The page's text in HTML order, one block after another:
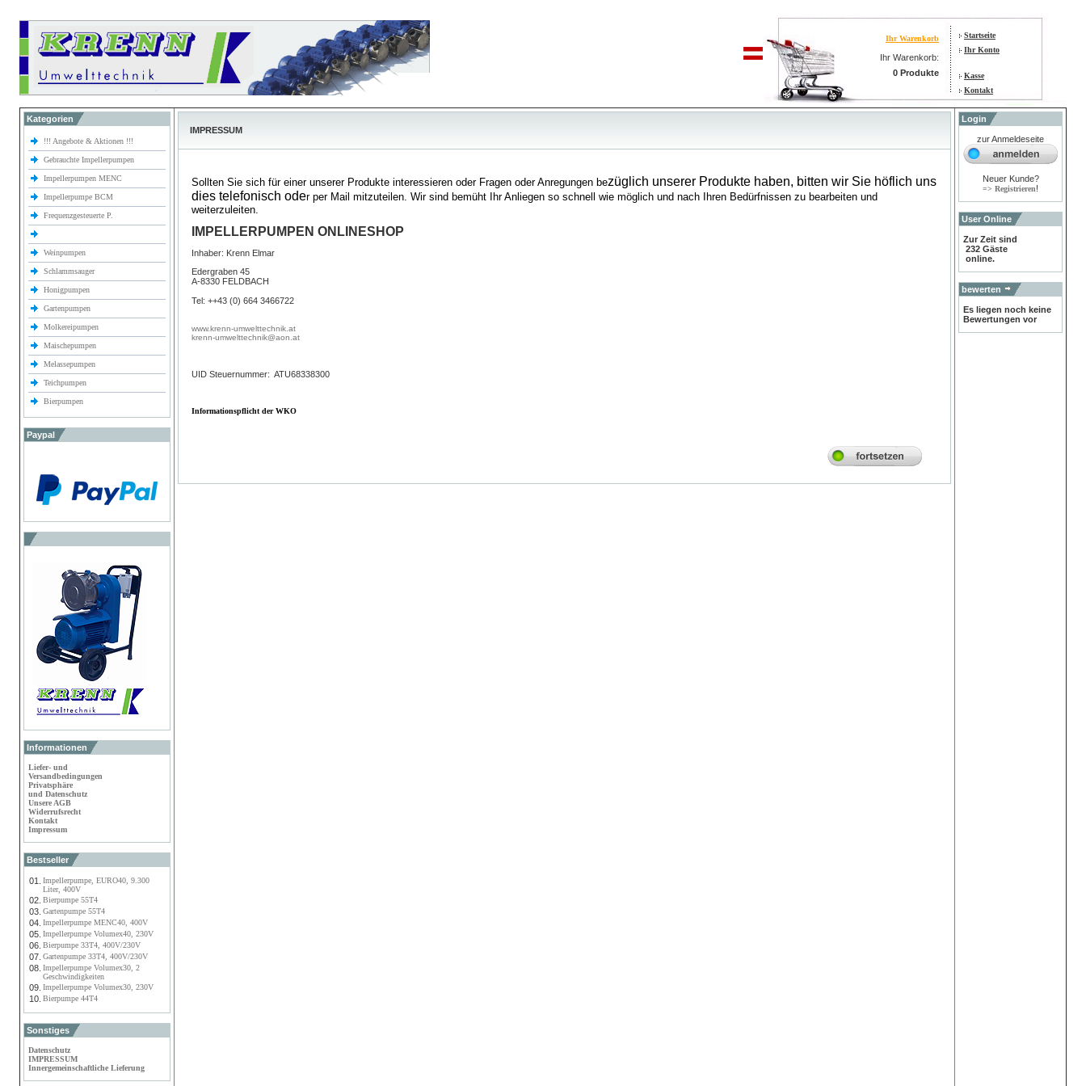
Ihr Warenkorb
Ihr Warenkorb:
0 Produkte
Startseite
Ihr Konto
Kasse
Kontakt
Kategorien
!!! Angebote & Aktionen !!!
Gebrauchte Impellerpumpen
Impellerpumpen MENC
Impellerpumpe BCM
Frequenzgesteuerte P.
Weinpumpen
Schlammsauger
Honigpumpen
Gartenpumpen
Molkereipumpen
Maischepumpen
Melassepumpen
Teichpumpen
Bierpumpen
Paypal
Informationen
Liefer- und
Versandbedingungen
Privatsphäre
und Datenschutz
Unsere AGB
Widerrufsrecht
Kontakt
Impressum
Bestseller
01.
Impellerpumpe, EURO40, 9.300
Liter, 400V
02. Bierpumpe 55T4
03. Gartenpumpe 55T4
04. Impellerpumpe MENC40, 400V
05. Impellerpumpe Volumex40, 230V
06. Bierpumpe 33T4, 400V/230V
07. Gartenpumpe 33T4, 400V/230V
08. Impellerpumpe Volumex30, 2
Geschwindigkeiten
09. Impellerpumpe Volumex30, 230V
10. Bierpumpe 44T4
Sonstiges
Datenschutz
IMPRESSUM
Innergemeinschaftliche Lieferung
IMPRESSUM
Sollten Sie sich für einer unserer Produkte interessieren oder Fragen oder Anregungen bezüglich unserer Produkte haben, bitten wir Sie höflich uns
dies telefonisch oder per Mail mitzuteilen. Wir sind bemüht Ihr Anliegen so schnell wie möglich und nach Ihren Bedürfnissen zu bearbeiten und
weiterzuleiten.
IMPELLERPUMPEN ONLINESHOP
Inhaber: Krenn Elmar
Edergraben 45
A-8330 FELDBACH
Tel: ++43 (0) 664 3466722
www.krenn-umwelttechnik.at
krenn-umwelttechnik@aon.at
UID Steuernummer: ATU68338300
Informationspflicht der WKO
Login
zur Anmeldeseite
Neuer Kunde?
=> Registrieren!
User Online
Zur Zeit sind
232 Gäste
online.
bewerten
Es liegen noch keine
Bewertungen vor